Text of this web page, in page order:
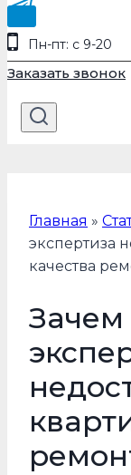
Пн-пт: с 9-20
Заказать звонок
Главная »
экспертиза
качества